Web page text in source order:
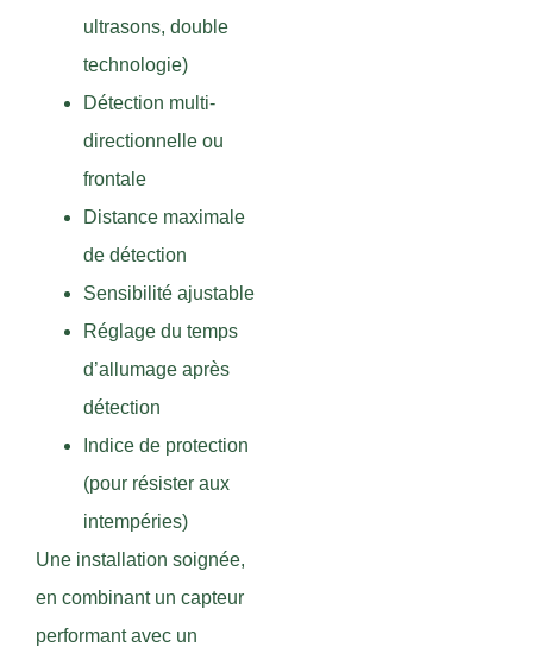
ultrasons, double
technologie)
Détection multi-
directionnelle ou
frontale
Distance maximale
de détection
Sensibilité ajustable
Réglage du temps
d’allumage après
détection
Indice de protection
(pour résister aux
intempéries)
Une installation soignée,
en combinant un capteur
performant avec un